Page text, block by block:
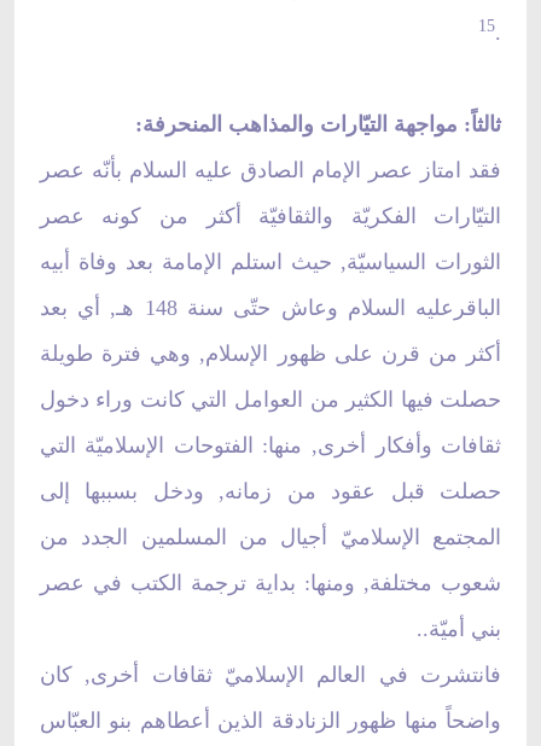
.
15
ثالثاً: مواجهة التيّارات والمذاهب المنحرفة:
فقد امتاز عصر الإمام الصادق عليه السلام بأنّه عصر
التيّارات الفكريّة والثقافيّة أكثر من كونه عصر
الثورات السياسيّة, حيث استلم الإمامة بعد وفاة أبيه
الباقرعليه السلام وعاش حتّى سنة 148 هـ, أي بعد
أكثر من قرن على ظهور الإسلام, وهي فترة طويلة
حصلت فيها الكثير من العوامل التي كانت وراء دخول
ثقافات وأفكار أخرى, منها: الفتوحات الإسلاميّة التي
حصلت قبل عقود من زمانه, ودخل بسببها إلى
المجتمع الإسلاميّ أجيال من المسلمين الجدد من
شعوب مختلفة, ومنها: بداية ترجمة الكتب في عصر
بني أميّة..
فانتشرت في العالم الإسلاميّ ثقافات أخرى, كان
واضحاً منها ظهور الزنادقة الذين أعطاهم بنو العبّاس